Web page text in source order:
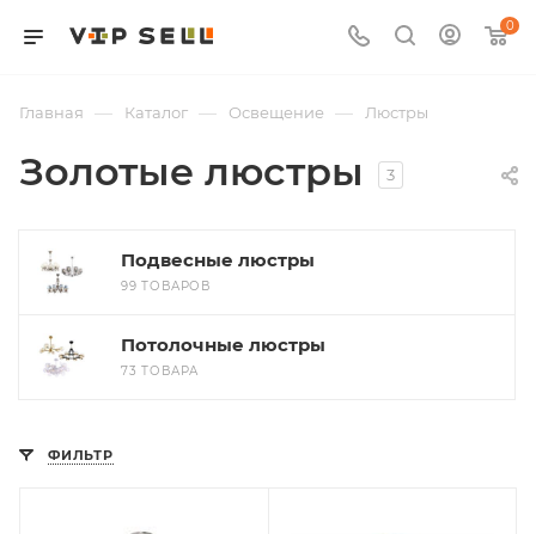
0
Главная — Каталог — Освещение — Люстры
Золотые люстры 3
Подвесные люстры
99 ТОВАРОВ
Потолочные люстры
73 ТОВАРА
ФИЛЬТР